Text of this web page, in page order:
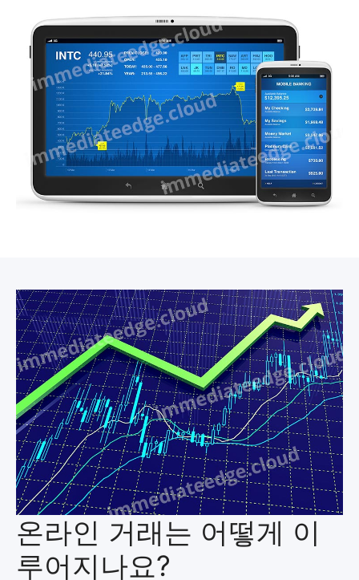
온라인 거래는 어떻게 이
루어지나요?